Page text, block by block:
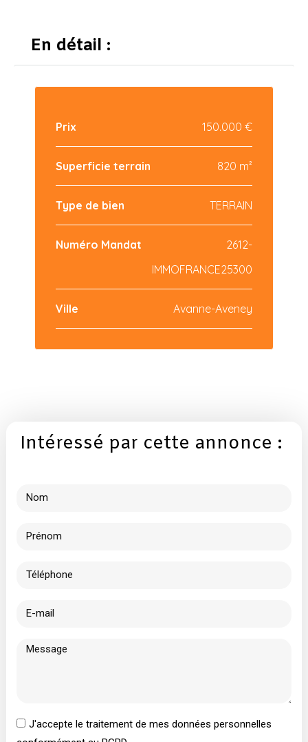
En détail :
Prix 150.000 €
Superficie terrain 820 m²
Type de bien TERRAIN
Numéro Mandat
2612-
IMMOFRANCE25300
Ville Avanne-Aveney
Intéressé par cette annonce :
J'accepte le traitement de mes données personnelles